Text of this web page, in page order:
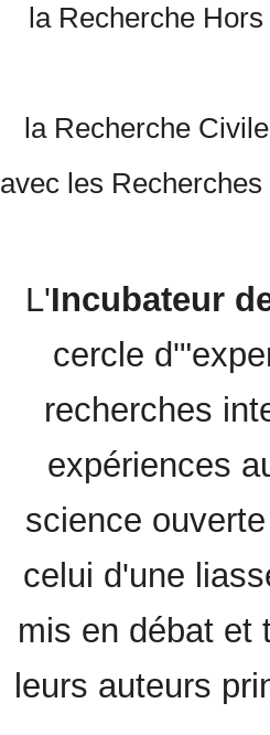
la Recherche
la Recherche
avec les
L'Incubateur
cercle
recherches
expériences
science
celui d'une
mis en débat et
leurs auteurs